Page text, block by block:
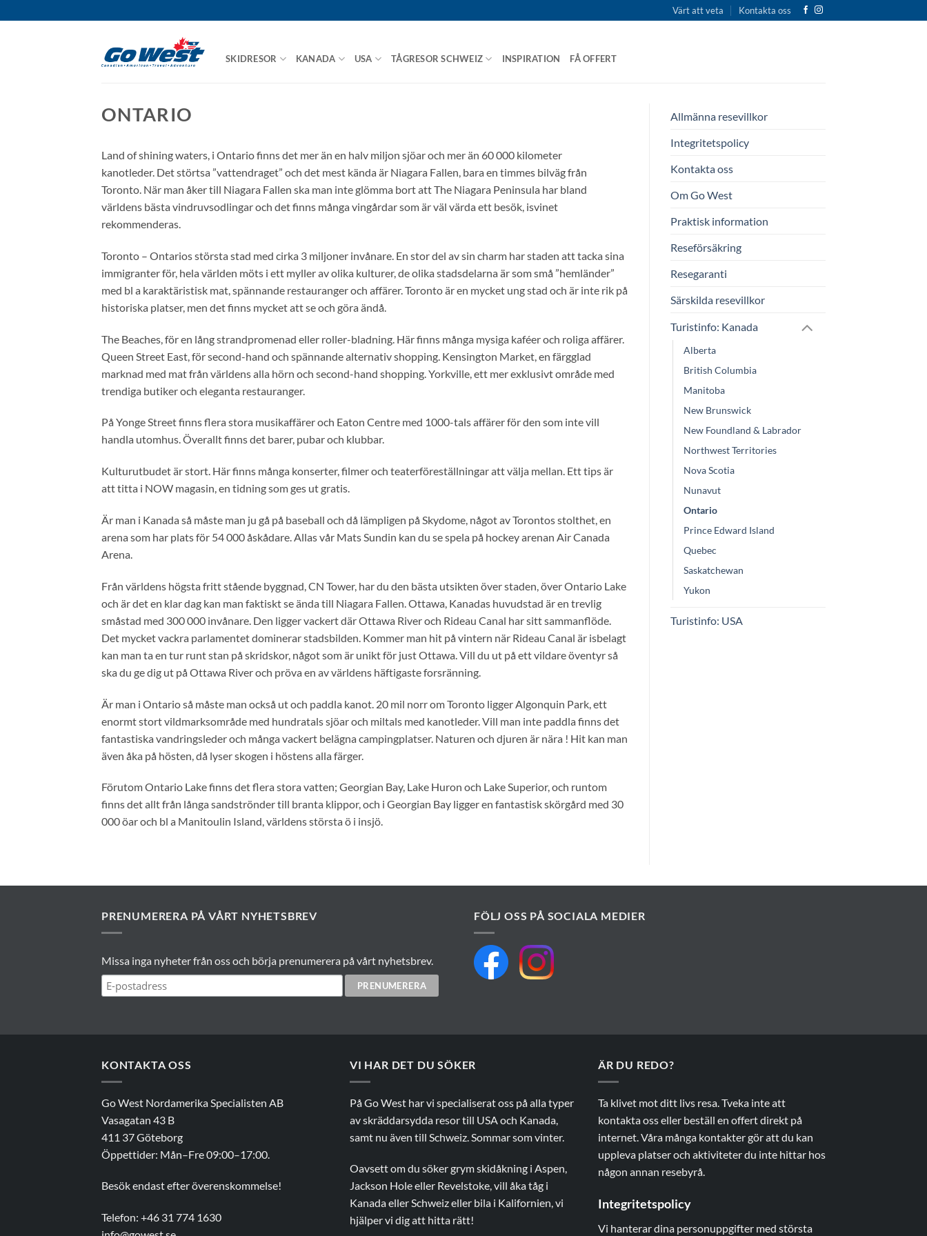
to
Värt att veta Kontakta oss
SKIDRESOR KANADA USA TÅGRESOR SCHWEIZ INSPIRATION FÅ OFFERT
ONTARIO
Land of shining waters, i Ontario finns det mer än en halv miljon sjöar och mer än 60 000 kilometer
kanotleder. Det störtsa ”vattendraget” och det mest kända är Niagara Fallen, bara en timmes bilväg från
Toronto. När man åker till Niagara Fallen ska man inte glömma bort att The Niagara Peninsula har bland
världens bästa vindruvsodlingar och det finns många vingårdar som är väl värda ett besök, isvinet
rekommenderas.
Toronto – Ontarios största stad med cirka 3 miljoner invånare. En stor del av sin charm har staden att tacka sina
immigranter för, hela världen möts i ett myller av olika kulturer, de olika stadsdelarna är som små ”hemländer”
med bl a karaktäristisk mat, spännande restauranger och affärer. Toronto är en mycket ung stad och är inte rik på
historiska platser, men det finns mycket att se och göra ändå.
The Beaches, för en lång strandpromenad eller roller-bladning. Här finns många mysiga kaféer och roliga affärer.
Queen Street East, för second-hand och spännande alternativ shopping. Kensington Market, en färgglad
marknad med mat från världens alla hörn och second-hand shopping. Yorkville, ett mer exklusivt område med
trendiga butiker och eleganta restauranger.
På Yonge Street finns flera stora musikaffärer och Eaton Centre med 1000-tals affärer för den som inte vill
handla utomhus. Överallt finns det barer, pubar och klubbar.
Kulturutbudet är stort. Här finns många konserter, filmer och teaterföreställningar att välja mellan. Ett tips är
att titta i NOW magasin, en tidning som ges ut gratis.
Är man i Kanada så måste man ju gå på baseball och då lämpligen på Skydome, något av Torontos stolthet, en
arena som har plats för 54 000 åskådare. Allas vår Mats Sundin kan du se spela på hockey arenan Air Canada
Arena.
Från världens högsta fritt stående byggnad, CN Tower, har du den bästa utsikten över staden, över Ontario Lake
och är det en klar dag kan man faktiskt se ända till Niagara Fallen. Ottawa, Kanadas huvudstad är en trevlig
småstad med 300 000 invånare. Den ligger vackert där Ottawa River och Rideau Canal har sitt sammanflöde.
Det mycket vackra parlamentet dominerar stadsbilden. Kommer man hit på vintern när Rideau Canal är isbelagt
kan man ta en tur runt stan på skridskor, något som är unikt för just Ottawa. Vill du ut på ett vildare öventyr så
ska du ge dig ut på Ottawa River och pröva en av världens häftigaste forsränning.
Är man i Ontario så måste man också ut och paddla kanot. 20 mil norr om Toronto ligger Algonquin Park, ett
enormt stort vildmarksområde med hundratals sjöar och miltals med kanotleder. Vill man inte paddla finns det
fantastiska vandringsleder och många vackert belägna campingplatser. Naturen och djuren är nära ! Hit kan man
även åka på hösten, då lyser skogen i höstens alla färger.
Förutom Ontario Lake finns det flera stora vatten; Georgian Bay, Lake Huron och Lake Superior, och runtom
finns det allt från långa sandströnder till branta klippor, och i Georgian Bay ligger en fantastisk skörgård med 30
000 öar och bl a Manitoulin Island, världens största ö i insjö.
Allmänna resevillkor
Integritetspolicy
Kontakta oss
Om Go West
Praktisk information
Reseförsäkring
Resegaranti
Särskilda resevillkor
Turistinfo: Kanada
Alberta
British Columbia
Manitoba
New Brunswick
New Foundland & Labrador
Northwest Territories
Nova Scotia
Nunavut
Ontario
Prince Edward Island
Quebec
Saskatchewan
Yukon
Turistinfo: USA
PRENUMERERA PÅ VÅRT NYHETSBREV
Missa inga nyheter från oss och börja prenumerera på vårt nyhetsbrev.
FÖLJ OSS PÅ SOCIALA MEDIER
KONTAKTA OSS
Go West Nordamerika Specialisten AB
Vasagatan 43 B
411 37 Göteborg
Öppettider: Mån–Fre 09:00–17:00.
Besök endast efter överenskommelse!
Telefon: +46 31 774 1630
VI HAR DET DU SÖKER
På Go West har vi specialiserat oss på alla typer
av skräddarsydda resor till USA och Kanada,
samt nu även till Schweiz. Sommar som vinter.
Oavsett om du söker grym skidåkning i Aspen,
Jackson Hole eller Revelstoke, vill åka tåg i
Kanada eller Schweiz eller bila i Kalifornien, vi
hjälper vi dig att hitta rätt!
ÄR DU REDO?
Ta klivet mot ditt livs resa. Tveka inte att
kontakta oss eller beställ en offert direkt på
internet. Våra många kontakter gör att du kan
uppleva platser och aktiviteter du inte hittar hos
någon annan resebyrå.
Integritetspolicy
Vi hanterar dina personuppgifter med största